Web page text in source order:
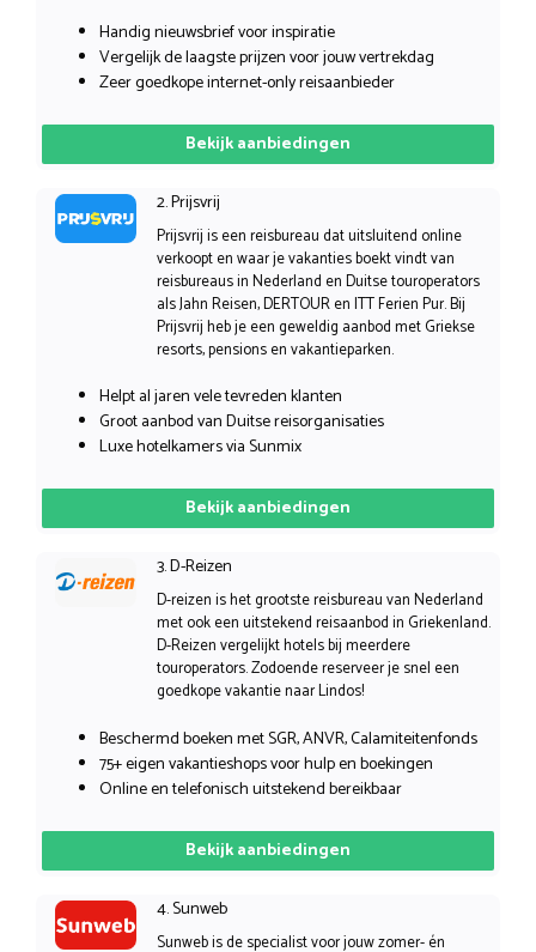
Handig nieuwsbrief voor inspiratie
Vergelijk de laagste prijzen voor jouw vertrekdag
Zeer goedkope internet-only reisaanbieder
Bekijk aanbiedingen
2. Prijsvrij
Prijsvrij is een reisbureau dat uitsluitend online
verkoopt en waar je vakanties boekt vindt van
reisbureaus in Nederland en Duitse touroperators
als Jahn Reisen, DERTOUR en ITT Ferien Pur. Bij
Prijsvrij heb je een geweldig aanbod met Griekse
resorts, pensions en vakantieparken.
Helpt al jaren vele tevreden klanten
Groot aanbod van Duitse reisorganisaties
Luxe hotelkamers via Sunmix
Bekijk aanbiedingen
3. D-Reizen
D-reizen is het grootste reisbureau van Nederland
met ook een uitstekend reisaanbod in Griekenland.
D-Reizen vergelijkt hotels bij meerdere
touroperators. Zodoende reserveer je snel een
goedkope vakantie naar Lindos!
Beschermd boeken met SGR, ANVR, Calamiteitenfonds
75+ eigen vakantieshops voor hulp en boekingen
Online en telefonisch uitstekend bereikbaar
Bekijk aanbiedingen
4. Sunweb
Sunweb is de specialist voor jouw zomer- én